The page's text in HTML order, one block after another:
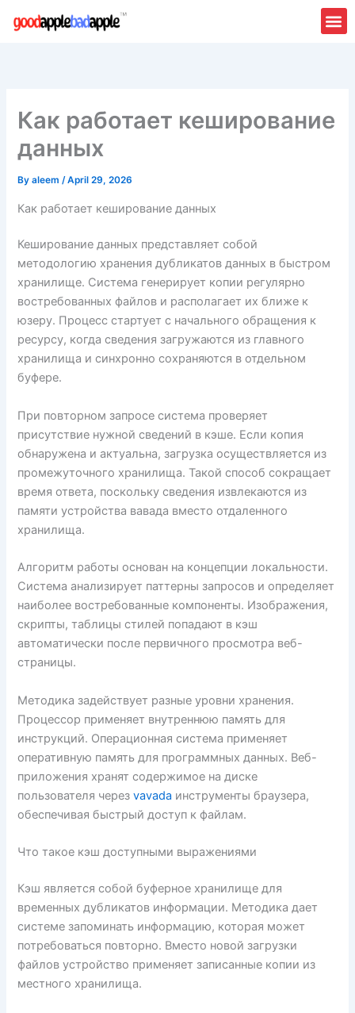
Как работает кеширование
данных
Byaleem/April 29, 2026
Как работает кеширование данных
Кеширование данных представляет собой
методологию хранения дубликатов данных в быстром
хранилище. Система генерирует копии регулярно
востребованных файлов и располагает их ближе к
юзеру. Процесс стартует с начального обращения к
ресурсу, когда сведения загружаются из главного
хранилища и синхронно сохраняются в отдельном
буфере.
При повторном запросе система проверяет
присутствие нужной сведений в кэше. Если копия
обнаружена и актуальна, загрузка осуществляется из
промежуточного хранилища. Такой способ сокращает
время ответа, поскольку сведения извлекаются из
памяти устройства вавада вместо отдаленного
хранилища.
Алгоритм работы основан на концепции локальности.
Система анализирует паттерны запросов и определяет
наиболее востребованные компоненты. Изображения,
скрипты, таблицы стилей попадают в кэш
автоматически после первичного просмотра веб-
страницы.
Методика задействует разные уровни хранения.
Процессор применяет внутреннюю память для
инструкций. Операционная система применяет
оперативную память для программных данных. Веб-
приложения хранят содержимое на диске
пользователя черезvavada инструменты браузера,
обеспечивая быстрый доступ к файлам.
Что такое кэш доступными выражениями
Кэш является собой буферное хранилище для
временных дубликатов информации. Методика дает
системе запоминать информацию, которая может
потребоваться повторно. Вместо новой загрузки
файлов устройство применяет записанные копии из
местного хранилища.